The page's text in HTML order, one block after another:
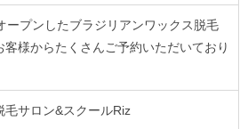
ープンしたブラジリアンワックス脱毛
様からたくさんご予約いただいており
毛サロン&スクールRiz